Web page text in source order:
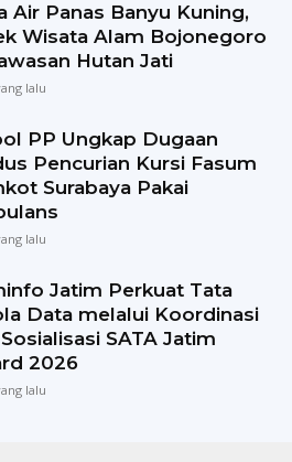
Air Panas Banyu Kuning,
Wisata Alam Bojonegoro
Hutan Jati
lalu
PP Ungkap Dugaan
Pencurian Kursi Fasum
Surabaya Pakai
lalu
Jatim Perkuat Tata
Data melalui Koordinasi
SATA Jatim
2026
lalu